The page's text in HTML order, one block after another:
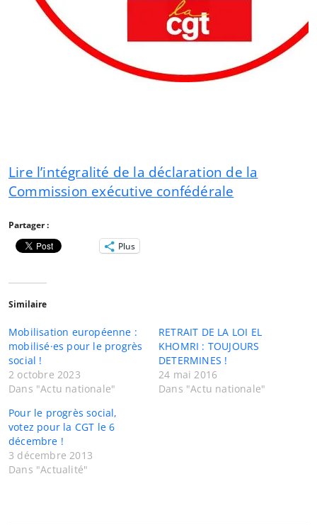
Lire l’intégralité de la déclaration de la
Commission exécutive confédérale
Partager :
Plus
Similaire
Mobilisation européenne :
mobilisé·es pour le progrès
social !
2 octobre 2023
Dans "Actu nationale"
RETRAIT DE LA LOI EL
KHOMRI : TOUJOURS
DETERMINES !
24 mai 2016
Dans "Actu nationale"
Pour le progrès social,
votez pour la CGT le 6
décembre !
3 décembre 2013
Dans "Actualité"